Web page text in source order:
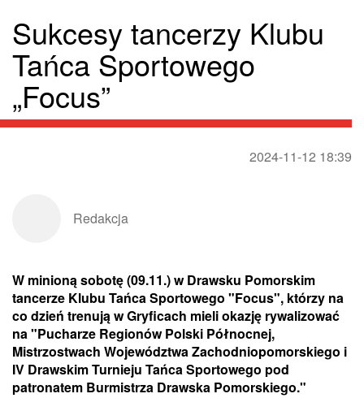
Sukcesy tancerzy Klubu
Tańca Sportowego
„Focus”
2024-11-12 18:39
Redakcja
W minioną sobotę (09.11.) w Drawsku Pomorskim
tancerze Klubu Tańca Sportowego "Focus", którzy na
co dzień trenują w Gryficach mieli okazję rywalizować
na "Pucharze Regionów Polski Północnej,
Mistrzostwach Województwa Zachodniopomorskiego i
IV Drawskim Turnieju Tańca Sportowego pod
patronatem Burmistrza Drawska Pomorskiego."